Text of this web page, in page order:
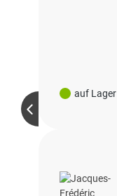
auf Lager